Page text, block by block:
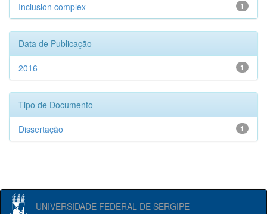
1
Inclusion complex
Data de Publicação
1
2016
Tipo de Documento
1
Dissertação
UNIVERSIDADE FEDERAL DE SERGIPE